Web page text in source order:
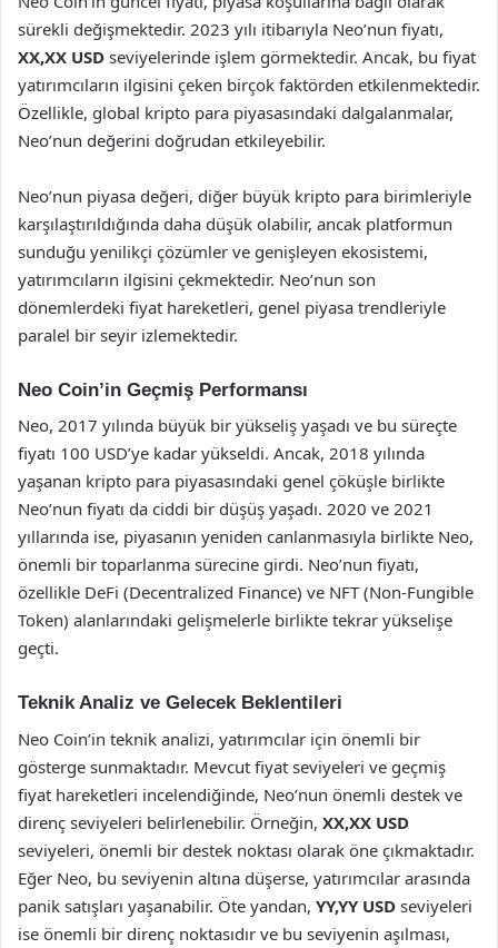
sürekli değişmektedir. 2023 yılı itibarıyla Neo’nun fiyatı,
XX,XX USD seviyelerinde işlem görmektedir. Ancak, bu fiyat
yatırımcıların ilgisini çeken birçok faktörden etkilenmektedir.
Özellikle, global kripto para piyasasındaki dalgalanmalar,
Neo’nun değerini doğrudan etkileyebilir.
Neo’nun piyasa değeri, diğer büyük kripto para birimleriyle
karşılaştırıldığında daha düşük olabilir, ancak platformun
sunduğu yenilikçi çözümler ve genişleyen ekosistemi,
yatırımcıların ilgisini çekmektedir. Neo’nun son
dönemlerdeki fiyat hareketleri, genel piyasa trendleriyle
paralel bir seyir izlemektedir.
Neo Coin’in Geçmiş Performansı
Neo, 2017 yılında büyük bir yükseliş yaşadı ve bu süreçte
fiyatı 100 USD’ye kadar yükseldi. Ancak, 2018 yılında
yaşanan kripto para piyasasındaki genel çöküşle birlikte
Neo’nun fiyatı da ciddi bir düşüş yaşadı. 2020 ve 2021
yıllarında ise, piyasanın yeniden canlanmasıyla birlikte Neo,
önemli bir toparlanma sürecine girdi. Neo’nun fiyatı,
özellikle DeFi (Decentralized Finance) ve NFT (Non-Fungible
Token) alanlarındaki gelişmelerle birlikte tekrar yükselişe
geçti.
Teknik Analiz ve Gelecek Beklentileri
Neo Coin’in teknik analizi, yatırımcılar için önemli bir
gösterge sunmaktadır. Mevcut fiyat seviyeleri ve geçmiş
fiyat hareketleri incelendiğinde, Neo’nun önemli destek ve
direnç seviyeleri belirlenebilir. Örneğin, XX,XX USD
seviyeleri, önemli bir destek noktası olarak öne çıkmaktadır.
Eğer Neo, bu seviyenin altına düşerse, yatırımcılar arasında
panik satışları yaşanabilir. Öte yandan, YY,YY USD seviyeleri
ise önemli bir direnç noktasıdır ve bu seviyenin aşılması,